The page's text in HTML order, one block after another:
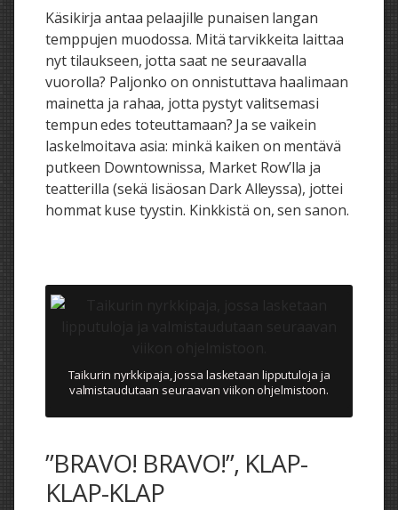
Käsikirja antaa pelaajille punaisen langan
temppujen muodossa. Mitä tarvikkeita laittaa
nyt tilaukseen, jotta saat ne seuraavalla
vuorolla? Paljonko on onnistuttava haalimaan
mainetta ja rahaa, jotta pystyt valitsemasi
tempun edes toteuttamaan? Ja se vaikein
laskelmoitava asia: minkä kaiken on mentävä
putkeen Downtownissa, Market Row’lla ja
teatterilla (sekä lisäosan Dark Alleyssa), jottei
hommat kuse tyystin. Kinkkistä on, sen sanon.
Taikurin nyrkkipaja, jossa lasketaan lipputuloja ja
valmistaudutaan seuraavan viikon ohjelmistoon.
”BRAVO! BRAVO!”, KLAP-
KLAP-KLAP